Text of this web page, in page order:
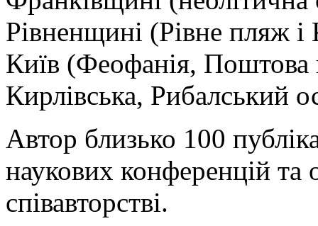
Рівненщині (Рівне пляж і
Київ (Феофанія, Поштова
Кирлівська, Рибалський
Автор близько 100
наукових конференцій та
співавторстві.